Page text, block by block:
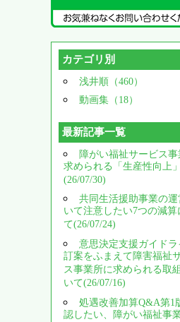
カテゴリ別
浅井順（460）
動画集（18）
最新記事一覧
障がい福祉サービス事
求められる「生産性向上
(26/07/30)
共同生活援助事業の運
いて注意したい7つの減算
て(26/07/24)
意思決定支援ガイドラ
訂案をふまえて障害福祉
ス事業所に求められる取
いて(26/07/16)
処遇改善加算Q&A第1
認したい、障がい福祉事